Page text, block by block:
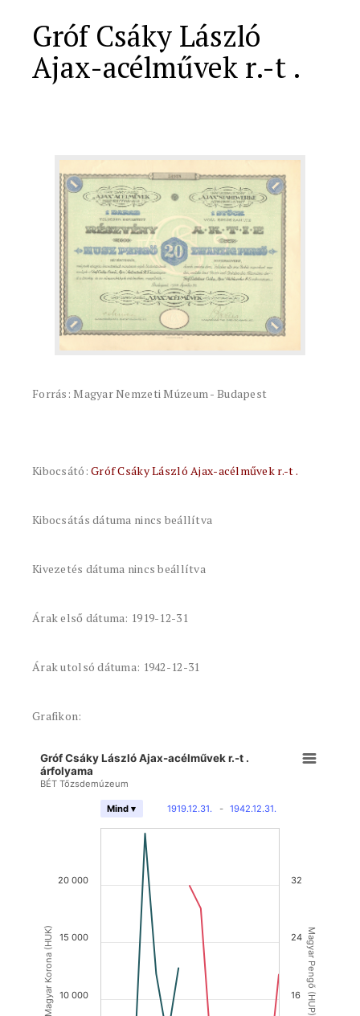
Gróf Csáky László
Ajax-acélművek r.-t .
Forrás: Magyar Nemzeti Múzeum - Budapest
Kibocsátó:Gróf Csáky László Ajax-acélművek r.-t .
Kibocsátás dátuma nincs beállítva
Kivezetés dátuma nincs beállítva
Árak első dátuma: 1919-12-31
Árak utolsó dátuma: 1942-12-31
Grafikon:
Magyar Korona (HUK) Magyar Pengő (HUP)
Gróf Csáky László Ajax-acélművek r.-t .
árfolyama
BÉT Tőzsdemúzeum
1919.12.31. - 1942.12.31.
Mind ▾
10 000
15 000
20 000
24
16
32